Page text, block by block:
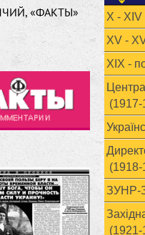
«ФАКТЫ»
X - XIV
XV -
ХІХ -
ЗУНР-